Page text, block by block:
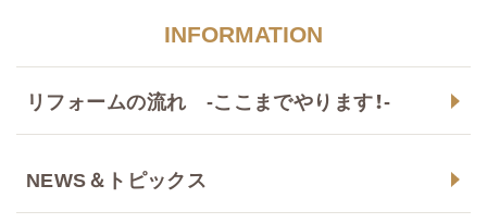
INFORMATION
リフォームの流れ -ここまでやります！-
NEWS＆トピックス